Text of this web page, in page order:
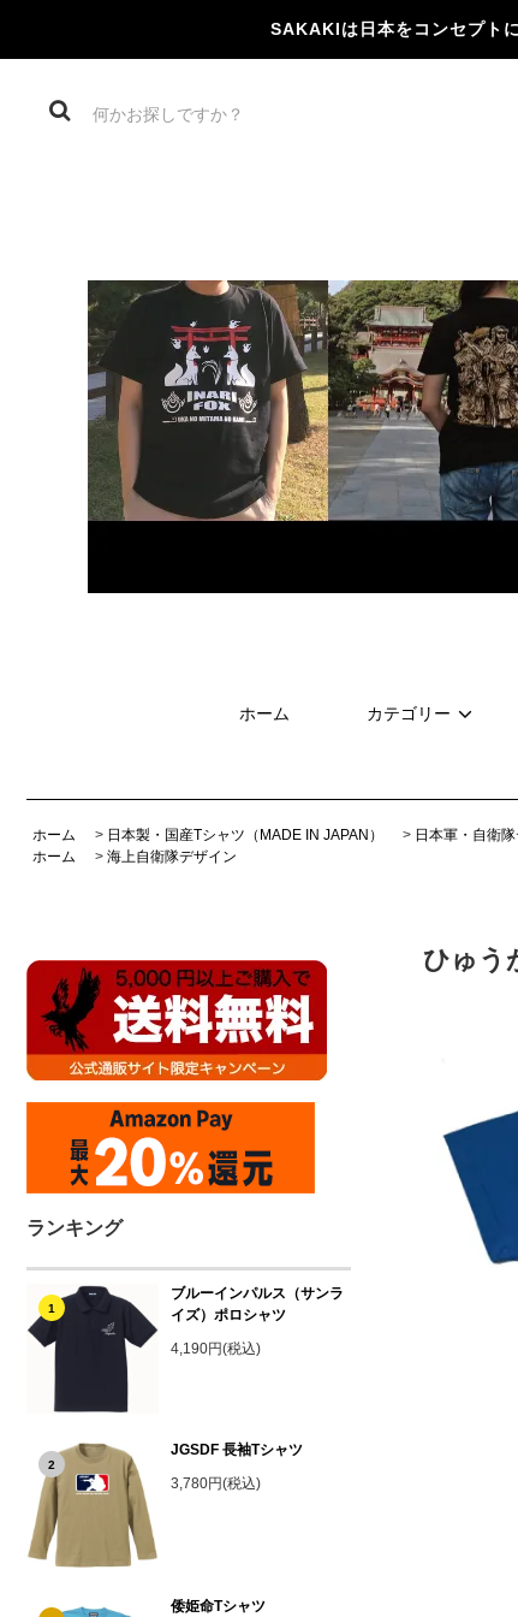
SAKAKIは日本をコンセプト
ホーム カテゴリー
ホーム > 日本製・国産Tシャツ（MADE IN JAPAN） > 日本軍・自衛
ホーム
> 海上自衛隊デザイン
ランキング
1
ブルーインパルス（サンラ
イズ）ポロシャツ
4,190円(税込)
2
JGSDF 長袖Tシャツ
3,780円(税込)
倭姫命Tシャツ
ひゅう